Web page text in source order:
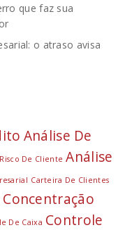
que faz sua
o atraso avisa
Análise De
De Cliente Análise
Carteira De Clientes
Concentração
De Caixa Controle